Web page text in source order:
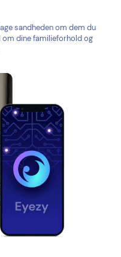
sandheden om dem du
dine familieforhold og